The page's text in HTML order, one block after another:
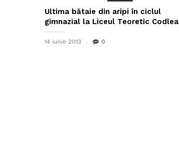
Ultima bătaie din aripi în ciclul
gimnazial la Liceul Teoretic Codlea
14 iunie 2013 0